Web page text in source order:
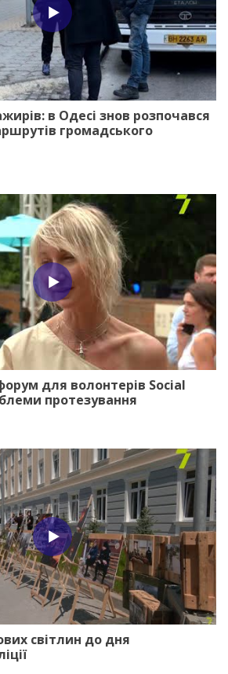
в Одесі знов розпочався
громадського
для волонтерів Social
протезування
світлин до дня